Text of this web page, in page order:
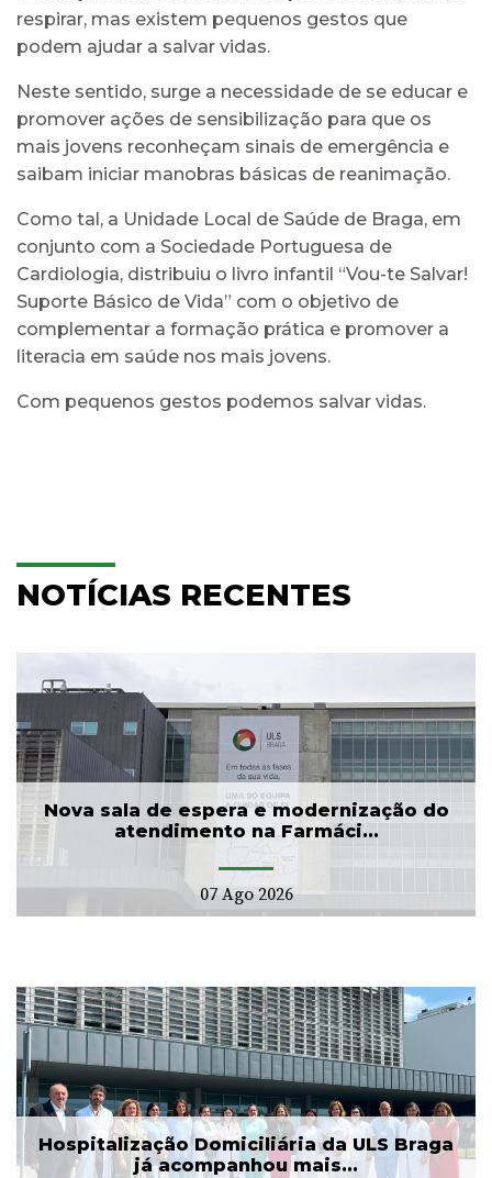
respirar, mas existem pequenos gestos que
podem ajudar a salvar vidas.
Neste sentido, surge a necessidade de se educar e
promover ações de sensibilização para que os
mais jovens reconheçam sinais de emergência e
saibam iniciar manobras básicas de reanimação.
Como tal, a Unidade Local de Saúde de Braga, em
conjunto com a Sociedade Portuguesa de
Cardiologia, distribuiu o livro infantil “Vou-te Salvar!
Suporte Básico de Vida” com o objetivo de
complementar a formação prática e promover a
literacia em saúde nos mais jovens.
Com pequenos gestos podemos salvar vidas.
NOTÍCIAS RECENTES
Nova sala de espera e modernização do
atendimento na Farmáci...
07 Ago 2026
Hospitalização Domiciliária da ULS Braga
já acompanhou mais...